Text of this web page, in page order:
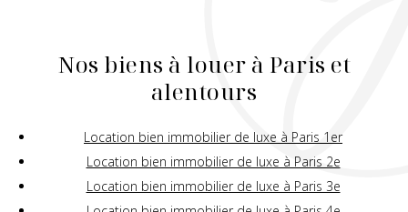
Nos biens à louer à Paris et
alentours
Location bien immobilier de luxe à Paris 1er
Location bien immobilier de luxe à Paris 2e
Location bien immobilier de luxe à Paris 3e